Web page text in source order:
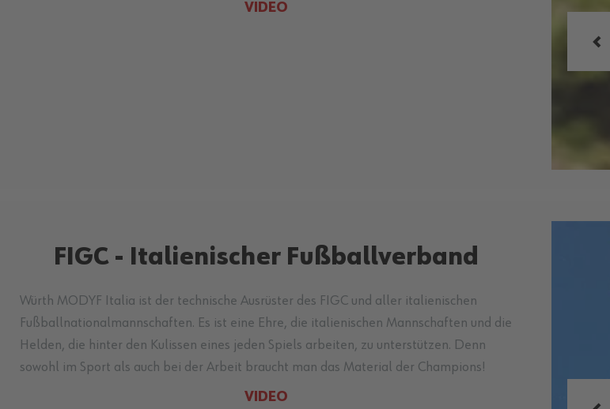
VIDEO
FIGC - Italienischer Fußballverband
Würth MODYF Italia ist der technische Ausrüster des FIGC und aller italienischen
Fußballnationalmannschaften. Es ist eine Ehre, die italienischen Mannschaften und die
Helden, die hinter den Kulissen eines jeden Spiels arbeiten, zu unterstützen. Denn
sowohl im Sport als auch bei der Arbeit braucht man das Material der Champions!
VIDEO